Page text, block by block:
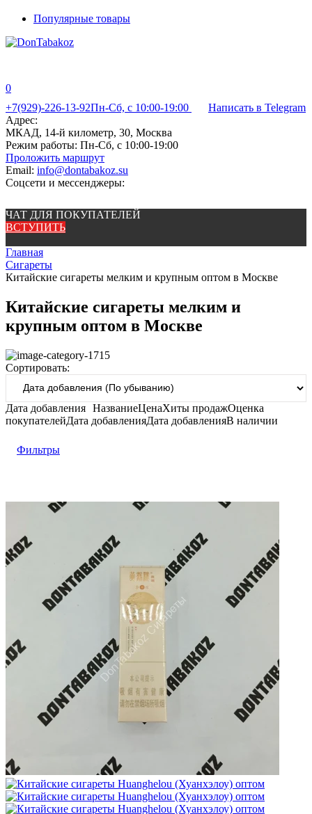
Популярные товары
0
+7(929)-226-13-92Пн-Сб, с 10:00-19:00
Написать в Telegram
Адрес:
МКАД, 14-й километр, 30, Москва
Режим работы: Пн-Сб, с 10:00-19:00
Проложить маршрут
Email: info@dontabakoz.su
Соцсети и мессенджеры:
ЧАТ ДЛЯ ПОКУПАТЕЛЕЙ
ВСТУПИТЬ
Главная
Сигареты
Китайские сигареты мелким и крупным оптом в Москве
Китайские сигареты мелким и
крупным оптом в Москве
Сортировать:
Дата добавления НазваниеЦенаХиты продажОценка
покупателейДата добавленияДата добавленияВ наличии
Фильтры